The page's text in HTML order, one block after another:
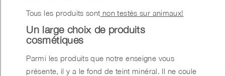
Tous les produits sont non testés sur animaux!
Un large choix de produits
cosmétiques
Parmi les produits que notre enseigne vous
présente, il y a le fond de teint minéral. Il ne coule